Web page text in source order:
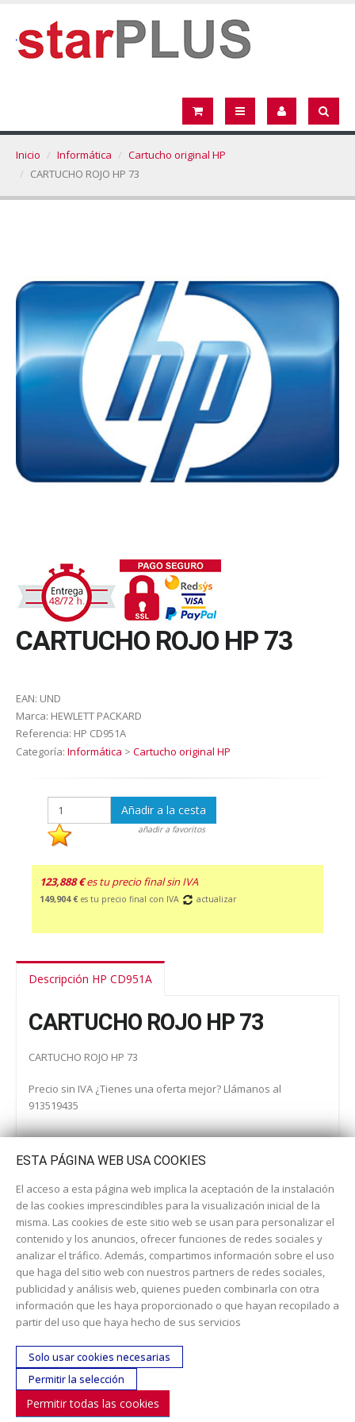
Inicio Informática
Cartucho original HP
CARTUCHO ROJO HP 73
CARTUCHO ROJO HP 73
EAN: UND
Marca: HEWLETT PACKARD
Referencia: HP CD951A
Categoría: Informática > Cartucho original HP
Añadir a la cesta
añadir a favoritos
123,888 € es tu precio final sin IVA
149,904 € es tu precio final con IVA actualizar
Descripción HP CD951A
CARTUCHO ROJO HP 73
CARTUCHO ROJO HP 73
Precio sin IVA ¿Tienes una oferta mejor? Llámanos al
913519435
Dirección:c/ Cercedilla nº 14, 28925 Alcorcón
Email:contacta aquí
Teléfono:913519435
SÍGUENOS
ESTA PÁGINA WEB USA COOKIES
El acceso a esta página web implica la aceptación de la instalación
de las cookies imprescindibles para la visualización inicial de la
misma. Las cookies de este sitio web se usan para personalizar el
contenido y los anuncios, ofrecer funciones de redes sociales y
analizar el tráfico. Además, compartimos información sobre el uso
que haga del sitio web con nuestros partners de redes sociales,
publicidad y análisis web, quienes pueden combinarla con otra
información que les haya proporcionado o que hayan recopilado a
partir del uso que haya hecho de sus servicios
Solo usar cookies necesarias
Permitir la selección
Permitir todas las cookies